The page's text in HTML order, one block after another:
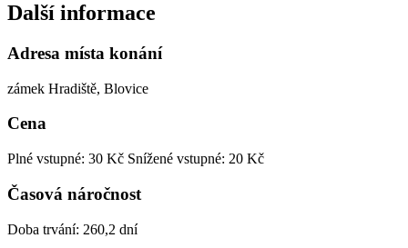
Další informace
Adresa místa konání
zámek Hradiště, Blovice
Cena
Plné vstupné: 30 Kč Snížené vstupné: 20 Kč
Časová náročnost
Doba trvání: 260,2 dní